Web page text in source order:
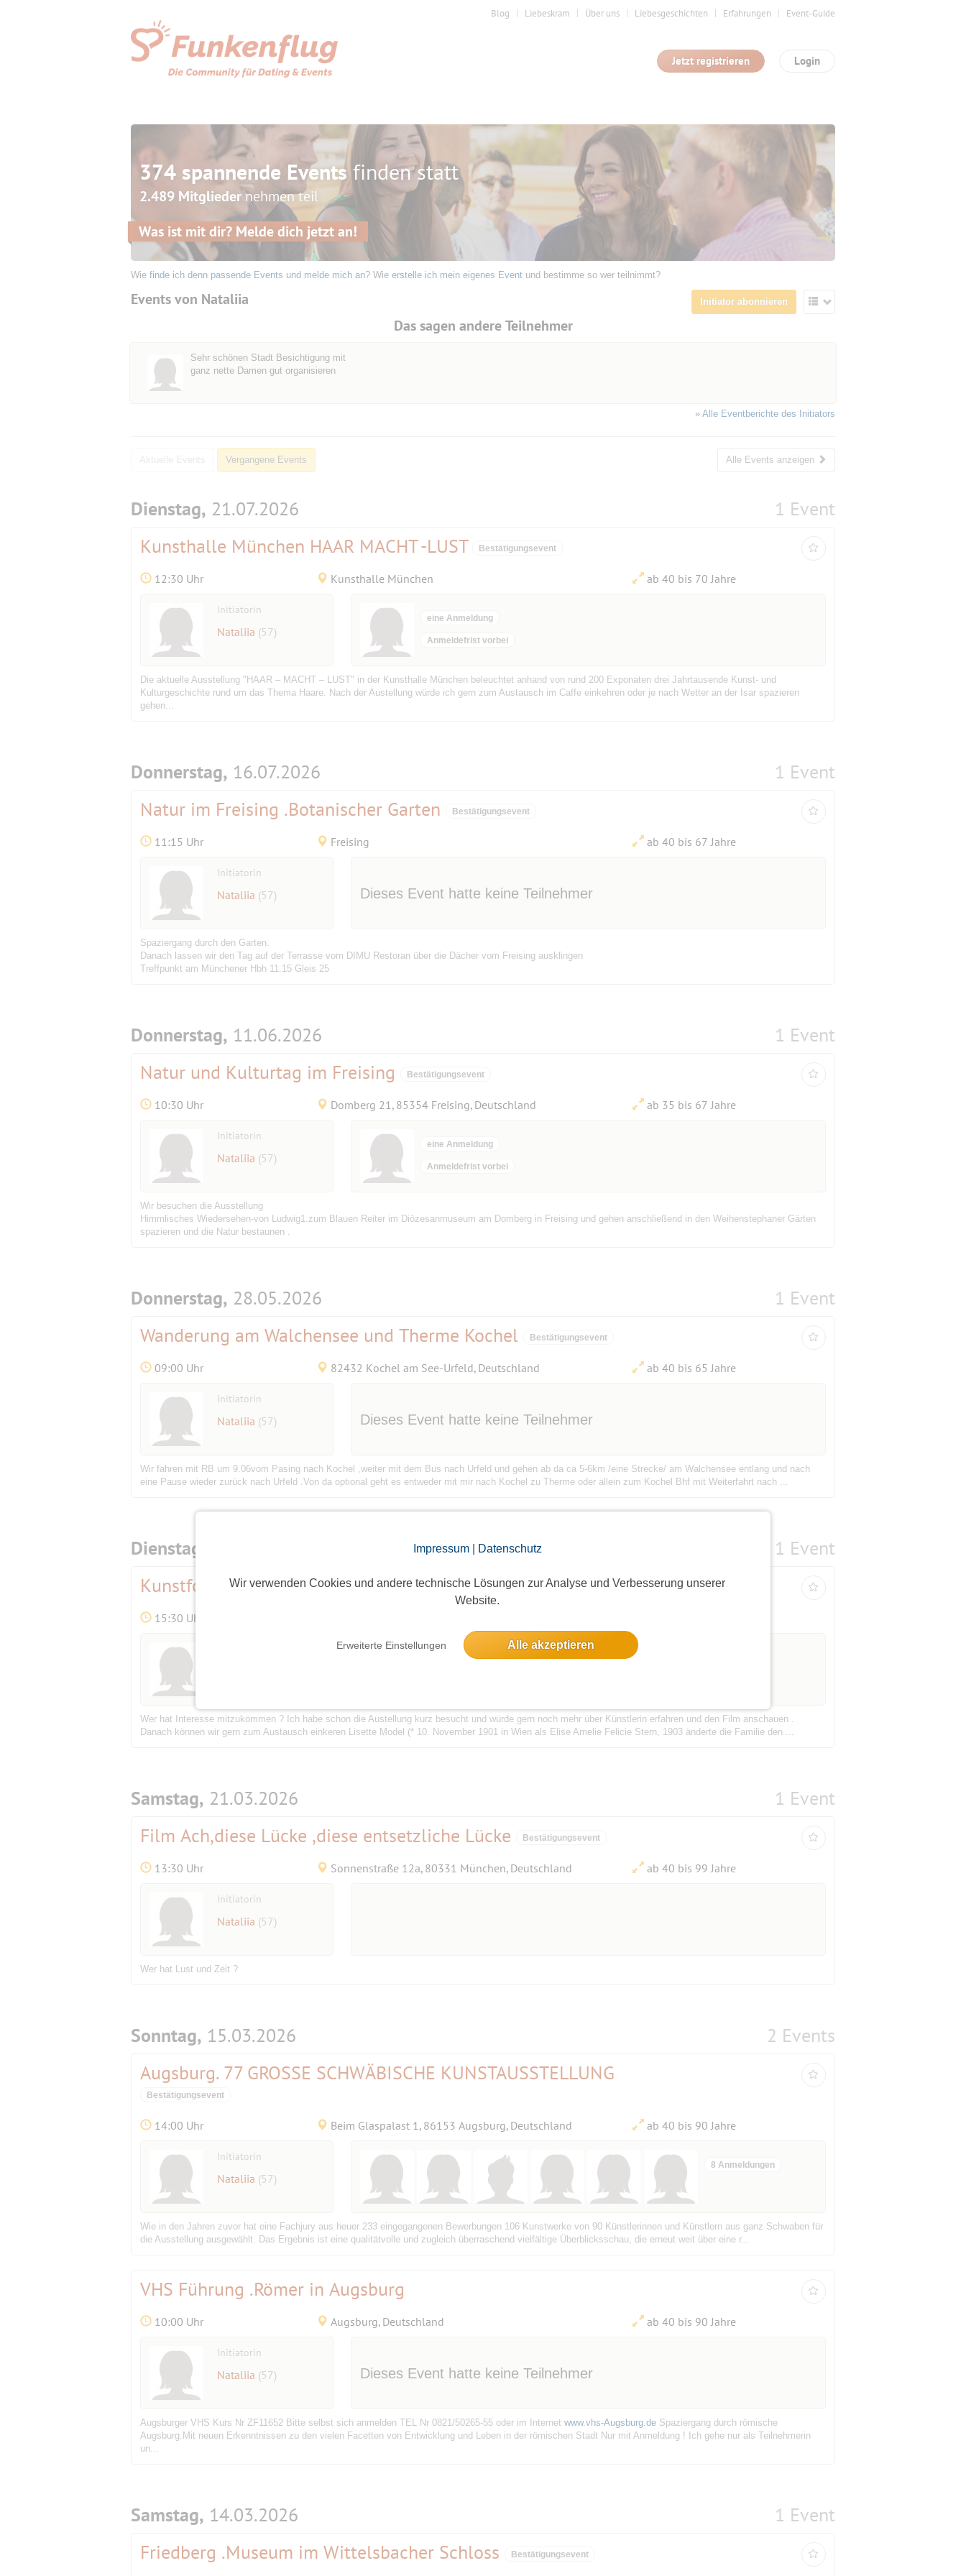
Impressum| Datenschutz
Wir verwenden Cookies und andere technische Lösungen zur Analyse und Verbesserung unserer
Website.
Erweiterte Einstellungen Alle akzeptieren
Blog Liebeskram Über uns Liebesgeschichten Erfahrungen Event-Guide
Login
Jetzt registrieren
374 spannende Eventsfinden statt
2.489 Mitgliedernehmen teil
Was ist mit dir? Melde dich jetzt an!
Wie finde ich denn passende Events und melde mich an? Wie erstelle ich mein eigenes Event und bestimme so wer teilnimmt?
Events von Nataliia Initiator abonnieren
Das sagen andere Teilnehmer
Sehr schönen Stadt Besichtigung mit
ganz nette Damen gut organisieren
» Alle Eventberichte des Initiators
Vergangene Events Alle Events anzeigen
Dienstag, 21.07.2026
1 Event
Kunsthalle München HAAR MACHT -LUST
Bestätigungsevent
12:30 Uhr Kunsthalle München ab 40 bis 70 Jahre
Initiatorin
Nataliia (57)
eine Anmeldung
Anmeldefrist vorbei
Die aktuelle Ausstellung "HAAR – MACHT – LUST" in der Kunsthalle München beleuchtet anhand von rund 200 Exponaten drei Jahrtausende Kunst- und
Kulturgeschichte rund um das Thema Haare. Nach der Austellung würde ich gern zum Austausch im Caffe einkehren oder je nach Wetter an der Isar spazieren
gehen...
Donnerstag, 16.07.2026
1 Event
Natur im Freising .Botanischer Garten
Bestätigungsevent
11:15 Uhr Freising ab 40 bis 67 Jahre
Initiatorin
Nataliia (57) Dieses Event hatte keine Teilnehmer
Spaziergang durch den Garten.
Danach lassen wir den Tag auf der Terrasse vom DIMU Restoran über die Dächer vom Freising ausklingen
Treffpunkt am Münchener Hbh 11.15 Gleis 25
Donnerstag, 11.06.2026
1 Event
Natur und Kulturtag im Freising
Bestätigungsevent
10:30 Uhr Domberg 21, 85354 Freising, Deutschland ab 35 bis 67 Jahre
Initiatorin
Nataliia (57)
eine Anmeldung
Anmeldefrist vorbei
Wir besuchen die Ausstellung
Himmlisches Wiedersehen-von Ludwig1.zum Blauen Reiter im Diözesanmuseum am Domberg in Freising und gehen anschließend in den Weihenstephaner Gärten
spazieren und die Natur bestaunen .
Donnerstag, 28.05.2026
1 Event
Wanderung am Walchensee und Therme Kochel
Bestätigungsevent
09:00 Uhr 82432 Kochel am See-Urfeld, Deutschland ab 40 bis 65 Jahre
Initiatorin
Nataliia (57) Dieses Event hatte keine Teilnehmer
Wir fahren mit RB um 9.06vom Pasing nach Kochel ,weiter mit dem Bus nach Urfeld und gehen ab da ca 5-6km /eine Strecke/ am Walchensee entlang und nach
eine Pause wieder zurück nach Urfeld .Von da optional geht es entweder mit mir nach Kochel zu Therme oder allein zum Kochel Bhf mit Weiterfahrt nach ...
Dienstag,
1 Event
Kunstfoyer .Fotoausstellung „Lisette Model,“
Bestätigungsevent
15:30 Uhr
Wer hat Interesse mitzukommen ? Ich habe schon die Austellung kurz besucht und würde gern noch mehr über Künstlerin erfahren und den Film anschauen .
Danach können wir gern zum Austausch einkeren Lisette Model (* 10. November 1901 in Wien als Elise Amelie Felicie Stern, 1903 änderte die Familie den ...
Samstag, 21.03.2026
1 Event
Film Ach,diese Lücke ,diese entsetzliche Lücke
Bestätigungsevent
13:30 Uhr Sonnenstraße 12a, 80331 München, Deutschland ab 40 bis 99 Jahre
Initiatorin
Nataliia (57)
Wer hat Lust und Zeit ?
Sonntag, 15.03.2026
2 Events
Augsburg. 77 GROSSE SCHWÄBISCHE KUNSTAUSSTELLUNG
Bestätigungsevent
14:00 Uhr Beim Glaspalast 1, 86153 Augsburg, Deutschland ab 40 bis 90 Jahre
Initiatorin
Nataliia (57)
8 Anmeldungen
Wie in den Jahren zuvor hat eine Fachjury aus heuer 233 eingegangenen Bewerbungen 106 Kunstwerke von 90 Künstlerinnen und Künstlern aus ganz Schwaben für
die Ausstellung ausgewählt. Das Ergebnis ist eine qualitätvolle und zugleich überraschend vielfältige Überblicksschau, die erneut weit über eine r...
VHS Führung .Römer in Augsburg
10:00 Uhr Augsburg, Deutschland ab 40 bis 90 Jahre
Initiatorin
Nataliia (57) Dieses Event hatte keine Teilnehmer
Augsburger VHS Kurs Nr ZF11652 Bitte selbst sich anmelden TEL Nr 0821/50265-55 oder im Internet www.vhs-Augsburg.de Spaziergang durch römische
Augsburg.Mit neuen Erkenntnissen zu den vielen Facetten von Entwicklung und Leben in der römischen Stadt Nur mit Anmeldung ! Ich gehe nur als Teilnehmerin
un...
Samstag, 14.03.2026
1 Event
Friedberg .Museum im Wittelsbacher Schloss
Bestätigungsevent